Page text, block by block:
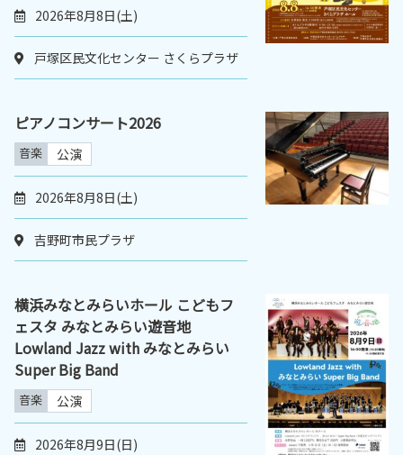
2026年8月8日(土)
戸塚区民文化センター さくらプラザ
ピアノコンサート2026
音楽 公演
2026年8月8日(土)
吉野町市民プラザ
横浜みなとみらいホール こどもフ
ェスタ みなとみらい遊音地
Lowland Jazz with みなとみらい
Super Big Band
音楽 公演
2026年8月9日(日)